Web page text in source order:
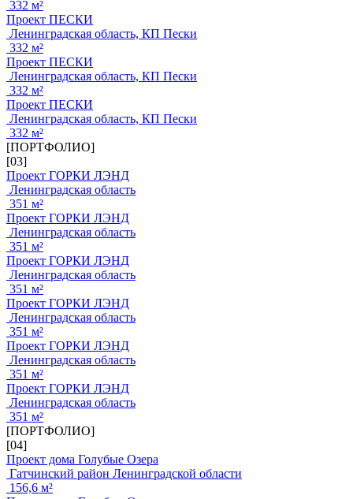
332 м²
Проект ПЕСКИ
Ленинградская область, КП Пески
332 м²
Проект ПЕСКИ
Ленинградская область, КП Пески
332 м²
Проект ПЕСКИ
Ленинградская область, КП Пески
332 м²
[ПОРТФОЛИО]
[03]
Проект ГОРКИ ЛЭНД
Ленинградская область
351 м²
Проект ГОРКИ ЛЭНД
Ленинградская область
351 м²
Проект ГОРКИ ЛЭНД
Ленинградская область
351 м²
Проект ГОРКИ ЛЭНД
Ленинградская область
351 м²
Проект ГОРКИ ЛЭНД
Ленинградская область
351 м²
Проект ГОРКИ ЛЭНД
Ленинградская область
351 м²
[ПОРТФОЛИО]
[04]
Проект дома Голубые Озера
Гатчинский район Ленинградской области
156,6 м²